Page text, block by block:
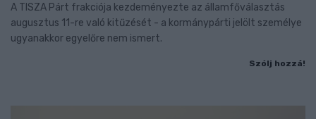
A TISZA Párt frakciója kezdeményezte az államfőválasztás
augusztus 11-re való kitűzését - a kormánypárti jelölt személye
ugyanakkor egyelőre nem ismert.
Szólj hozzá!